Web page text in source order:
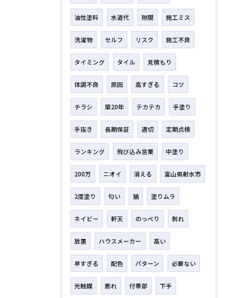
油性塗料 水道代 隙間 施工ミス
洗濯物 セルフ リスク 施工不良
タイミング タイル 見積もり
体調不良 原因 高すぎる コツ
チラシ 築20年 テカテカ 手塗り
手抜き 長期保証 適切 定期点検
ランキング 飛び込み営業 中塗り
200万 ニオイ 消える 富山県射水市
2度塗り 匂い 猫 塗りムラ
ネイビー 軒天 のっぺり 剝れ
放置 ハウスメーカー 高い
早すぎる 配色 パターン 必要ない
光触媒 膨れ 付帯部 下手